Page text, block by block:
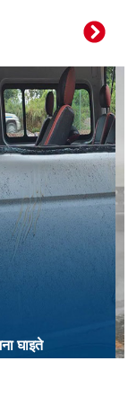
घाइते